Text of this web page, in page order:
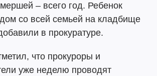
– всего год. Ребенок
со всей семьей на кладбище
в прокуратуре.
что прокуроры и
уже неделю проводят